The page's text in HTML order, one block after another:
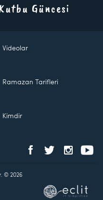
Güncesi
Videolar
Ramazan Tarifleri
Kimdir
© 2026